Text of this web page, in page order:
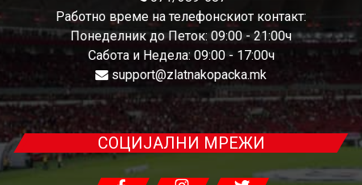
Работно време на телефонскиот контакт:
Понеделник до Петок: 09:00 - 21:00ч
Сабота и Недела: 09:00 - 17:00ч
support@zlatnakopacka.mk
СОЦИЈАЛНИ МРЕЖИ